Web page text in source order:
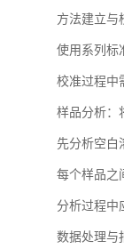
方法建立与
使用系列标
校准过程中
样品分析：
先分析空白
每个样品之
分析过程中
数据处理与